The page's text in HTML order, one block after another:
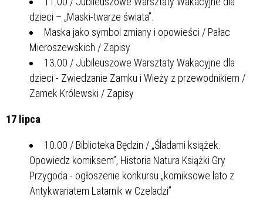
dzieci – „Maski-twarze świata”.
Maska jako symbol zmiany i opowieści / Pałac
Mieroszewskich / Zapisy
13.00 / Jubileuszowe Warsztaty Wakacyjne dla
dzieci - Zwiedzanie Zamku i Wieży z przewodnikiem /
Zamek Królewski / Zapisy
17 lipca
10.00 / Biblioteka Będzin / „Śladami książek.
Opowiedz komiksem”, Historia Natura Książki Gry
Przygoda - ogłoszenie konkursu „komiksowe lato z
Antykwariatem Latarnik w Czeladzi”